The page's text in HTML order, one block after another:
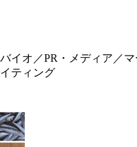
イオ／PR・メディア／
ティング